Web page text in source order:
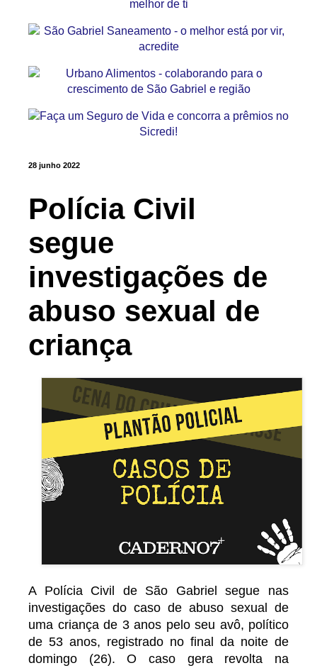
28 junho 2022
Polícia Civil
segue
investigações de
abuso sexual de
criança
A Polícia Civil de São Gabriel segue nas
investigações do caso de abuso sexual de
uma criança de 3 anos pelo seu avô, político
de 53 anos, registrado no final da noite de
domingo (26). O caso gera revolta na